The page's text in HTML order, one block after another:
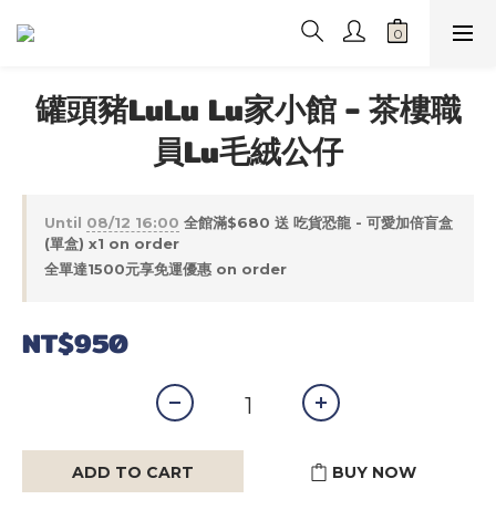
罐頭豬LuLu Lu家小館 - 茶樓職
員Lu毛絨公仔
Until 08/12 16:00 全館滿$680 送 吃貨恐龍 - 可愛加倍盲盒
(單盒) x1 on order
全單達1500元享免運優惠 on order
NT$950
ADD TO CART BUY NOW